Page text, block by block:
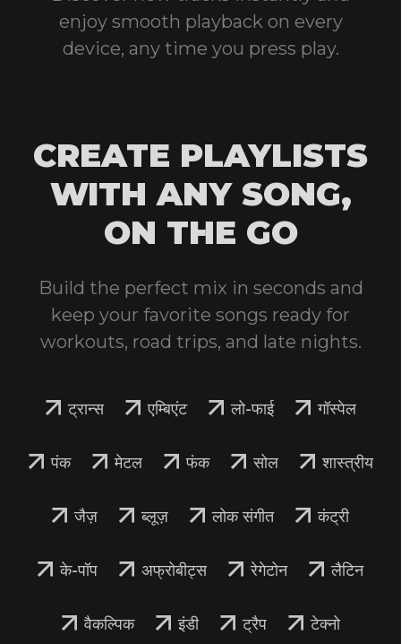
enjoy smooth playback on every
device, any time you press play.
CREATE PLAYLISTS
WITH ANY SONG,
ON THE GO
Build the perfect mix in seconds and
keep your favorite songs ready for
workouts, road trips, and late nights.
ट्रान्स एम्बिएंट लो-फाई गॉस्पेल
पंक मेटल फंक सोल शास्त्रीय
जैज़ ब्लूज़ लोक संगीत कंट्री
के-पॉप अफ्रोबीट्स रेगेटोन लैटिन
वैकल्पिक इंडी ट्रैप टेक्नो